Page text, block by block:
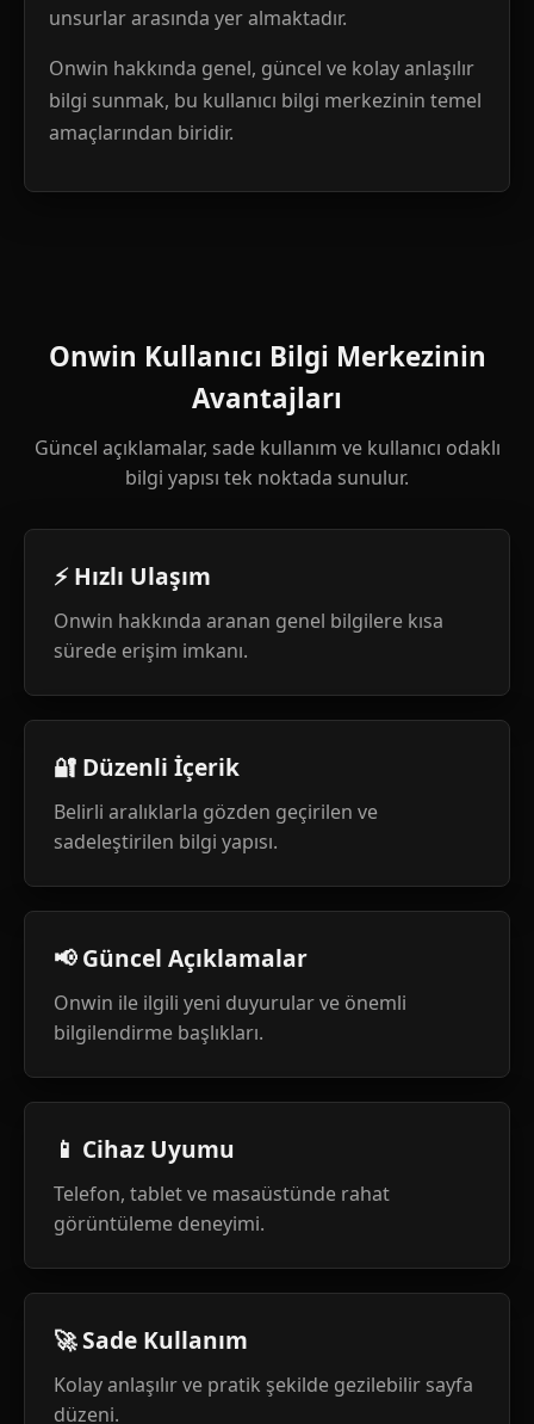
unsurlar arasında yer almaktadır.
Onwin hakkında genel, güncel ve kolay anlaşılır
bilgi sunmak, bu kullanıcı bilgi merkezinin temel
amaçlarından biridir.
Onwin Kullanıcı Bilgi Merkezinin
Avantajları
Güncel açıklamalar, sade kullanım ve kullanıcı odaklı
bilgi yapısı tek noktada sunulur.
⚡ Hızlı Ulaşım
Onwin hakkında aranan genel bilgilere kısa
sürede erişim imkanı.
🔐 Düzenli İçerik
Belirli aralıklarla gözden geçirilen ve
sadeleştirilen bilgi yapısı.
📢 Güncel Açıklamalar
Onwin ile ilgili yeni duyurular ve önemli
bilgilendirme başlıkları.
📱 Cihaz Uyumu
Telefon, tablet ve masaüstünde rahat
görüntüleme deneyimi.
🚀 Sade Kullanım
Kolay anlaşılır ve pratik şekilde gezilebilir sayfa
düzeni.